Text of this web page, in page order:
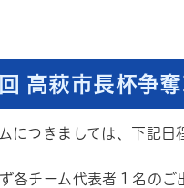
高萩市長杯争
につきましては、下記日
各チーム代表者１名のご